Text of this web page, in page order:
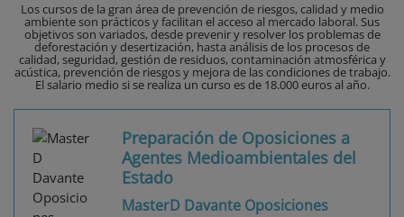
Los cursos de la gran área de prevención de riesgos, calidad y medio
ambiente son prácticos y facilitan el acceso al mercado laboral. Sus
objetivos son variados, desde prevenir y resolver los problemas de
deforestación y desertización, hasta análisis de los procesos de
calidad, seguridad, gestión de residuos, contaminación atmosférica y
acústica, prevención de riesgos y mejora de las condiciones de trabajo.
El salario medio si se realiza un curso es de 18.000 euros al año.
Preparación de Oposiciones a
Agentes Medioambientales del
Estado
MasterD Davante Oposiciones